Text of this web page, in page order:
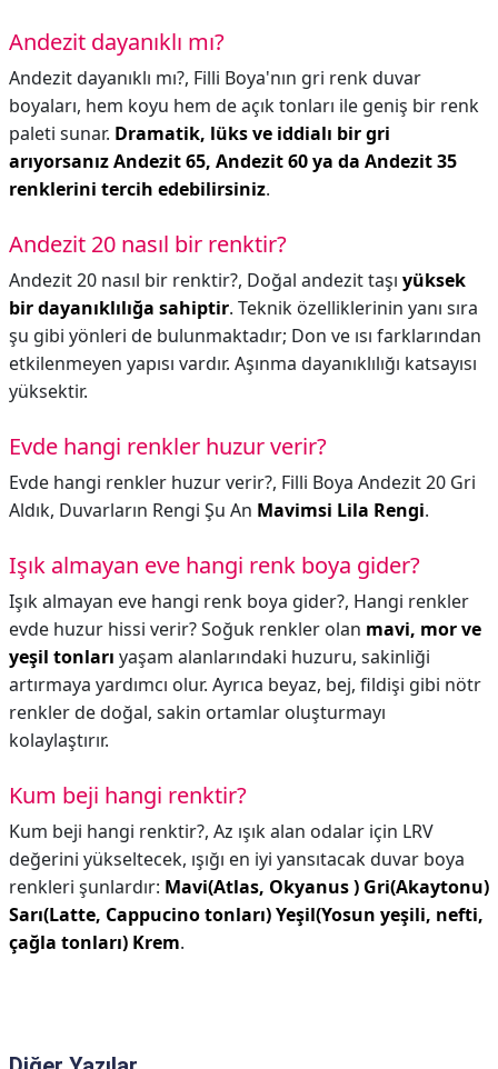
Andezit dayanıklı mı?
Andezit dayanıklı mı?, Filli Boya'nın gri renk duvar
boyaları, hem koyu hem de açık tonları ile geniş bir renk
paleti sunar. Dramatik, lüks ve iddialı bir gri
arıyorsanız Andezit 65, Andezit 60 ya da Andezit 35
renklerini tercih edebilirsiniz.
Andezit 20 nasıl bir renktir?
Andezit 20 nasıl bir renktir?, Doğal andezit taşı yüksek
bir dayanıklılığa sahiptir. Teknik özelliklerinin yanı sıra
şu gibi yönleri de bulunmaktadır; Don ve ısı farklarından
etkilenmeyen yapısı vardır. Aşınma dayanıklılığı katsayısı
yüksektir.
Evde hangi renkler huzur verir?
Evde hangi renkler huzur verir?, Filli Boya Andezit 20 Gri
Aldık, Duvarların Rengi Şu An Mavimsi Lila Rengi.
Işık almayan eve hangi renk boya gider?
Işık almayan eve hangi renk boya gider?, Hangi renkler
evde huzur hissi verir? Soğuk renkler olan mavi, mor ve
yeşil tonları yaşam alanlarındaki huzuru, sakinliği
artırmaya yardımcı olur. Ayrıca beyaz, bej, fildişi gibi nötr
renkler de doğal, sakin ortamlar oluşturmayı
kolaylaştırır.
Kum beji hangi renktir?
Kum beji hangi renktir?, Az ışık alan odalar için LRV
değerini yükseltecek, ışığı en iyi yansıtacak duvar boya
renkleri şunlardır: Mavi(Atlas, Okyanus ) Gri(Akaytonu)
Sarı(Latte, Cappucino tonları) Yeşil(Yosun yeşili, nefti,
çağla tonları) Krem.